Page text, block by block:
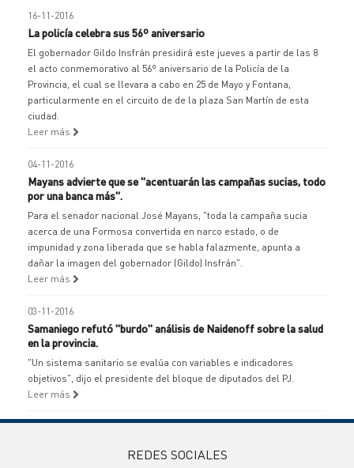
16-11-2016
La policía celebra sus 56º aniversario
El gobernador Gildo Insfrán presidirá este jueves a partir de las 8
el acto conmemorativo al 56º aniversario de la Policía de la
Provincia, el cual se llevara a cabo en 25 de Mayo y Fontana,
particularmente en el circuito de de la plaza San Martín de esta
ciudad.
Leer más
04-11-2016
Mayans advierte que se "acentuarán las campañas sucias, todo
por una banca más".
Para el senador nacional José Mayans, "toda la campaña sucia
acerca de una Formosa convertida en narco estado, o de
impunidad y zona liberada que se habla falazmente, apunta a
dañar la imagen del gobernador (Gildo) Insfrán".
Leer más
03-11-2016
Samaniego refutó "burdo" análisis de Naidenoff sobre la salud
en la provincia.
"Un sistema sanitario se evalúa con variables e indicadores
objetivos", dijo el presidente del bloque de diputados del PJ.
Leer más
REDES SOCIALES